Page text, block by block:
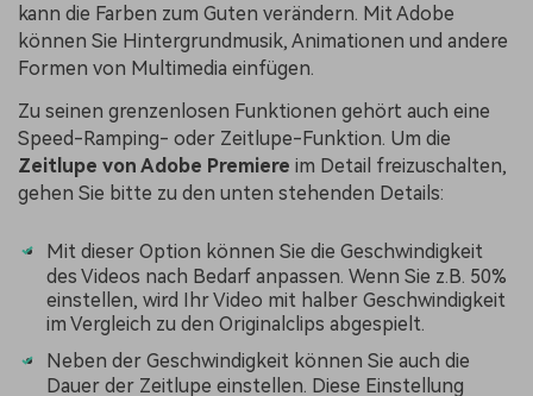
kann die Farben zum Guten verändern. Mit Adobe
können Sie Hintergrundmusik, Animationen und andere
Formen von Multimedia einfügen.
Zu seinen grenzenlosen Funktionen gehört auch eine
Speed-Ramping- oder Zeitlupe-Funktion. Um die
Zeitlupe von Adobe Premiere im Detail freizuschalten,
gehen Sie bitte zu den unten stehenden Details:
Mit dieser Option können Sie die Geschwindigkeit
des Videos nach Bedarf anpassen. Wenn Sie z.B. 50%
einstellen, wird Ihr Video mit halber Geschwindigkeit
im Vergleich zu den Originalclips abgespielt.
Neben der Geschwindigkeit können Sie auch die
Dauer der Zeitlupe einstellen. Diese Einstellung